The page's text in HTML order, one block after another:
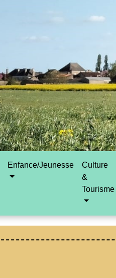
Enfance/Jeunesse
Culture
&
Tourisme